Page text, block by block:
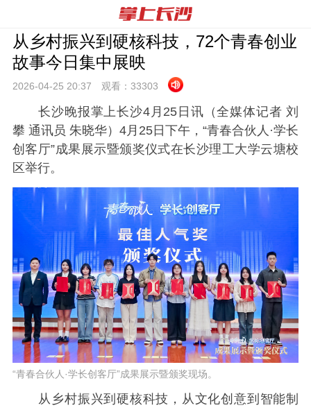
从乡村振兴到硬核科技，72个青春创业
故事今日集中展映
2026-04-25 20:37 观看： 33303
长沙晚报掌上长沙4月25日讯（全媒体记者 刘
攀 通讯员 朱晓华）4月25日下午，“青春合伙人·学长
创客厅”成果展示暨颁奖仪式在长沙理工大学云塘校
区举行。
“青春合伙人·学长创客厅”成果展示暨颁奖现场。
从乡村振兴到硬核科技，从文化创意到智能制